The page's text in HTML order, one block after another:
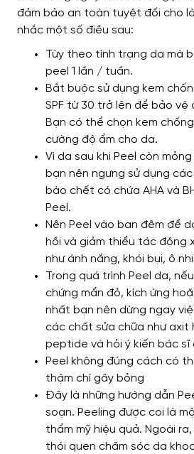
đảm bảo an toàn tuyệt đối cho
nhắc một số điều sau:
Tùy theo tình trạng da mà
peel 1 lần / tuần.
Bắt buộc sử dụng kem
SPF từ 30 trở lên để bảo vệ
Bạn có thể chọn kem
cường độ ẩm cho da.
Vì da sau khi Peel còn
bạn nên ngưng sử dụng
bào chết có chứa AHA và
Peel.
Nên Peel vào ban đêm để
hồi và giảm thiểu tác động
như ánh nắng, khói bụi, ô
Trong quá trình Peel da,
chứng mẩn đỏ, kích ứng
nhất bạn nên dừng ngay
các chất sửa chữa như axit
peptide và hỏi ý kiến ​​bác sĩ
Peel không đúng cách có
thậm chí gây bỏng
Đây là những hướng dẫn
soạn. Peeling được coi là
thẩm mỹ hiệu quả. Ngoài
thói quen chăm sóc da